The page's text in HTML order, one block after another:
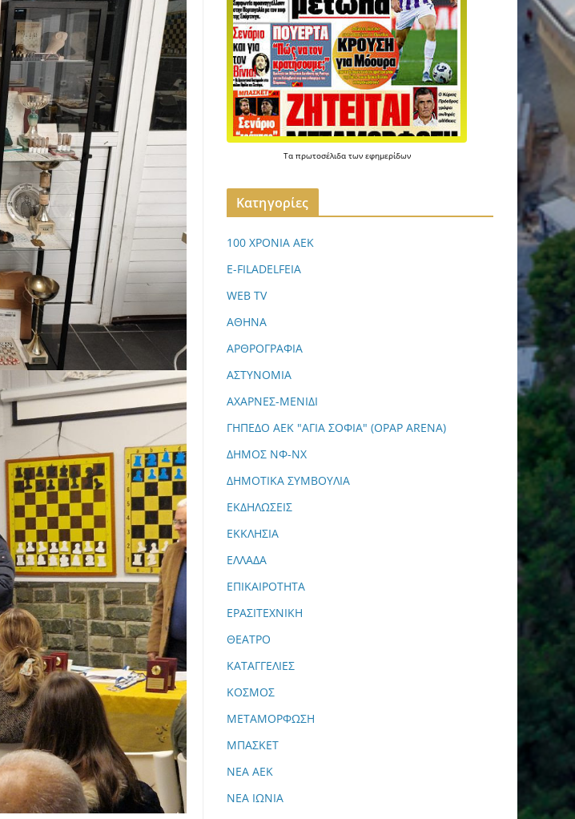
Τα πρωτοσέλιδα των εφημερίδων
Kατηγορίες
100 ΧΡΟΝΙΑ ΑΕΚ
E-FILADELFEIA
WEB TV
ΑΘΗΝΑ
ΑΡΘΡΟΓΡΑΦΙΑ
ΑΣΤΥΝΟΜΙΑ
ΑΧΑΡΝΕΣ-ΜΕΝΙΔΙ
ΓΗΠΕΔΟ ΑΕΚ "ΑΓΙΑ ΣΟΦΙΑ" (OPAP ARENA)
ΔΗΜΟΣ ΝΦ-ΝΧ
ΔΗΜΟΤΙΚΑ ΣΥΜΒΟΥΛΙΑ
ΕΚΔΗΛΩΣΕΙΣ
ΕΚΚΛΗΣΙΑ
ΕΛΛΑΔΑ
ΕΠΙΚΑΙΡΟΤΗΤΑ
ΕΡΑΣΙΤΕΧΝΙΚΗ
ΘΕΑΤΡΟ
ΚΑΤΑΓΓΕΛΙΕΣ
ΚΟΣΜΟΣ
ΜΕΤΑΜΟΡΦΩΣΗ
ΜΠΑΣΚΕΤ
ΝΕΑ ΑΕΚ
ΝΕΑ ΙΩΝΙΑ